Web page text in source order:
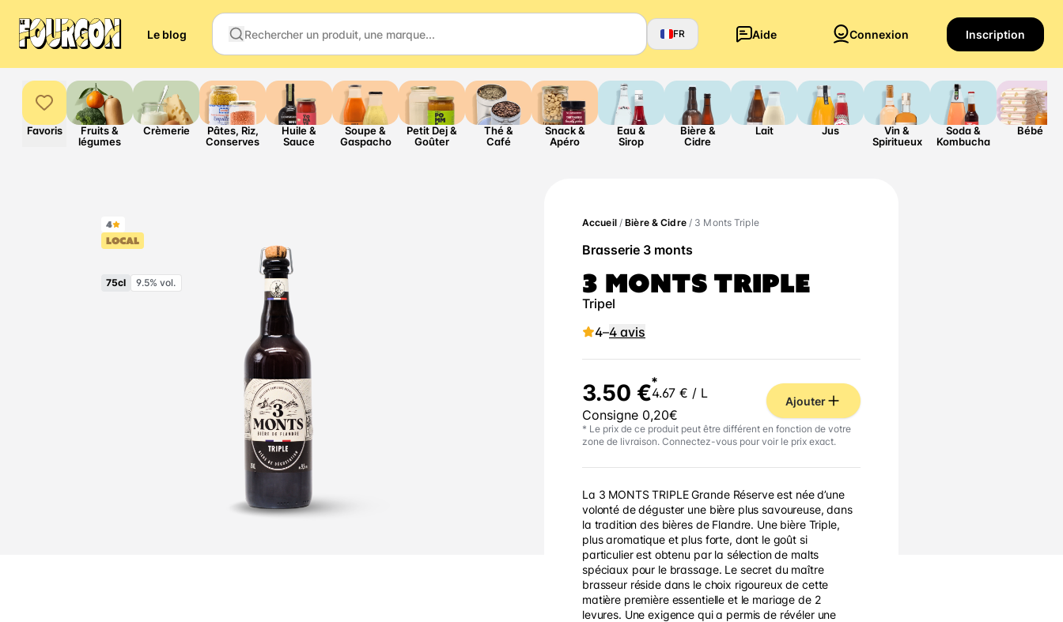
Le blog FR Aide Connexion Inscription
Favoris
Fruits &
légumes
Crèmerie
Pâtes, Riz,
Conserves
Huile &
Sauce
Soupe &
Gaspacho
Petit Dej &
Goûter
Thé &
Café
Snack &
Apéro
Eau &
Sirop
Bière &
Cidre
Lait Jus
Vin &
Spiritueux
Soda &
Kombucha
Bébé
4
LOCAL
75cl 9.5% vol.
Accueil/Bière & Cidre/ 3 Monts Triple
Brasserie 3 monts
3 MONTS TRIPLE
Tripel
4–4 avis
3.50 €*
4.67 € / L
Consigne 0,20€
Ajouter
* Le prix de ce produit peut être différent en fonction de votre
zone de livraison. Connectez-vous pour voir le prix exact.
La 3 MONTS TRIPLE Grande Réserve est née d’une
volonté de déguster une bière plus savoureuse, dans
la tradition des bières de Flandre. Une bière Triple,
plus aromatique et plus forte, dont le goût si
particulier est obtenu par la sélection de malts
spéciaux pour le brassage. Le secret du maître
brasseur réside dans le choix rigoureux de cette
matière première essentielle et le mariage de 2
levures. Une exigence qui a permis de révéler une